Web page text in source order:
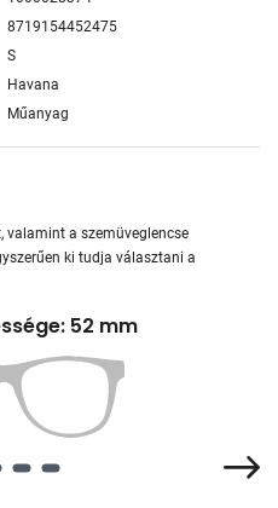
8719154452475
S
Havana
Műanyag
valamint a szemüveglencse
ki tudja választani a
52 mm